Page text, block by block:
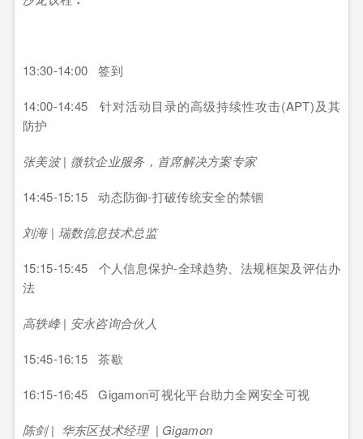
13:30-14:00 签到
14:00-14:45 针对活动目录的高级持续性攻击(APT)及其
防护
张美波 | 微软企业服务，首席解决方案专家
14:45-15:15 动态防御-打破传统安全的禁锢
刘海 | 瑞数信息技术总监
15:15-15:45 个人信息保护-全球趋势、法规框架及评估办
法
高轶峰 | 安永咨询合伙人
15:45-16:15 茶歇
16:15-16:45 Gigamon可视化平台助力全网安全可视
陈剑 | 华东区技术经理 | Gigamon